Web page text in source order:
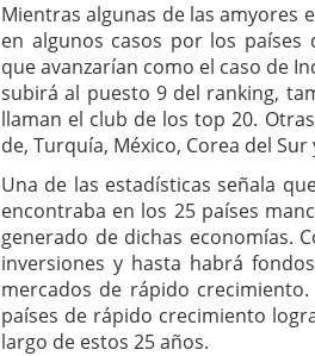
Mientras algunas de las amyores
en algunos casos por los
que avanzarían como el caso de
subirá al puesto 9 del ranking,
llaman el club de los top 20.
de, Turquía, México, Corea del Sur
Una de las estadísticas señala
encontraba en los 25 países
generado de dichas economías.
inversiones y hasta habrá
mercados de rápido
países de rápido crecimiento
largo de estos 25 años.